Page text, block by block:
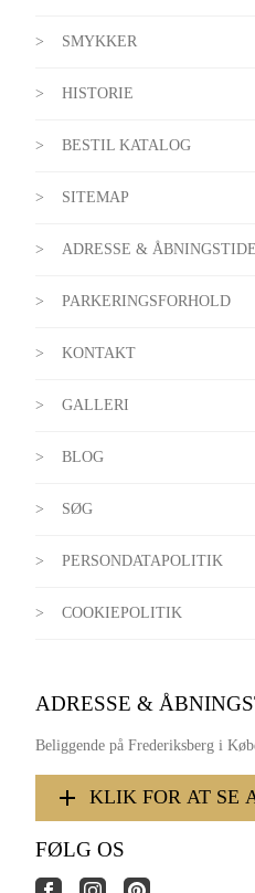
SMYKKER
HISTORIE
BESTIL KATALOG
SITEMAP
ADRESSE &
PARKERINGSFORHOLD
KONTAKT
GALLERI
BLOG
SØG
PERSONDATAPOLITIK
COOKIEPOLITIK
ADRESSE &
Beliggende på Frederiksberg i
KLIK FOR AT SE
FØLG OS